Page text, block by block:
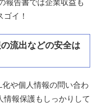
報告書では企業収益も
イ！
流出などの安全は
や個人情報の問い合わ
情報保護もしっかりして